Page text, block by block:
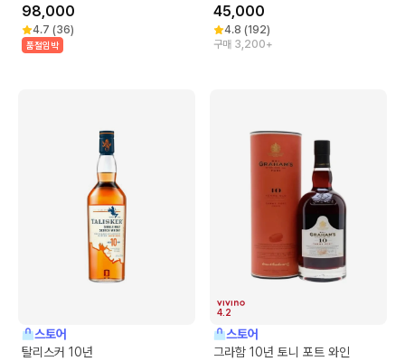
98,000
4.7 (36)
품절임박
45,000
4.8 (192)
구매 3,200+
스토어
탈리스커 10년
4.2
스토어
그라함 10년 토니 포트 와인